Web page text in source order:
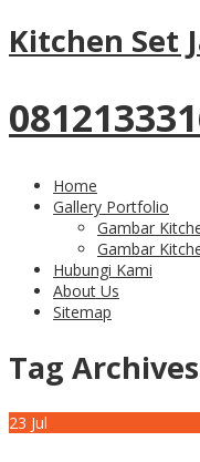
Kitchen Set
Home
Gallery Portfolio
Gambar
Gambar
Hubungi Kami
About Us
Sitemap
Tag
23 Jul